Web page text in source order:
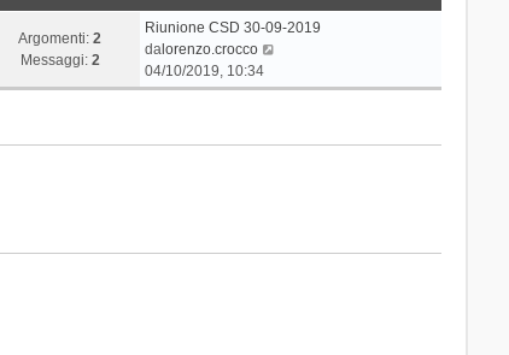
Argomenti:2
Messaggi: 2
Riunione CSD 30-09-2019
dalorenzo.crocco
d
04/10/2019, 10:34